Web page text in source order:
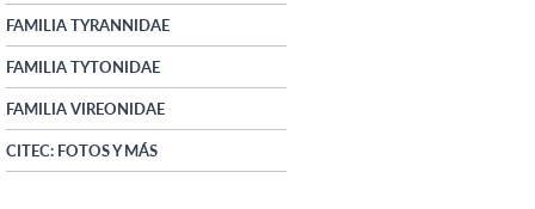
FAMILIA TYRANNIDAE
FAMILIA TYTONIDAE
FAMILIA VIREONIDAE
CITEC: FOTOS Y MÁS